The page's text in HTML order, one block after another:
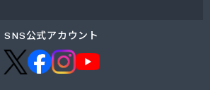
SNS公式アカウント